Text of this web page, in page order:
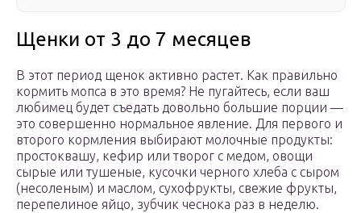
Щенки от 3 до 7 месяцев
В этот период щенок активно растет. Как правильно
кормить мопса в это время? Не пугайтесь, если ваш
любимец будет съедать довольно большие порции —
это совершенно нормальное явление. Для первого и
второго кормления выбирают молочные продукты:
простоквашу, кефир или творог с медом, овощи
сырые или тушеные, кусочки черного хлеба с сыром
(несоленым) и маслом, сухофрукты, свежие фрукты,
перепелиное яйцо, зубчик чеснока раз в неделю.